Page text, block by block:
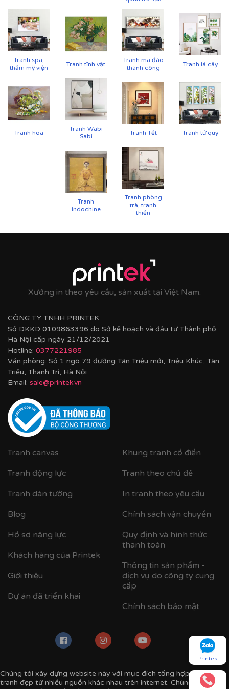
Tranh spa,
thẩm mỹ viện
Tranh tĩnh vật
Tranh mã đáo
thành công
Tranh lá cây
Tranh hoa
Tranh Wabi
Sabi
Tranh Tết Tranh tứ quý
Tranh
Indochine
Tranh phòng
trà, tranh
thiền
Xưởng in theo yêu cầu, sản xuất tại Việt Nam.
CÔNG TY TNHH PRINTEK
Số DKKD 0109863396 do Sở kế hoạch và đầu tư Thành phố
Hà Nội cấp ngày 21/12/2021
Hotline: 0377221985
Văn phòng: Số 1 ngõ 79 đường Tân Triều mới, Triều Khúc, Tân
Triều, Thanh Trì, Hà Nội
Email: sale@printek.vn
Tranh canvas
Tranh động lực
Tranh dán tường
Blog
Hồ sơ năng lực
Khách hàng của Printek
Giới thiệu
Dự án đã triển khai
Khung tranh cổ điển
Tranh theo chủ đề
In tranh theo yêu cầu
Chính sách vận chuyển
Quy định và hình thức
thanh toán
Thông tin sản phẩm -
dịch vụ do công ty cung
cấp
Chính sách bảo mật
Chúng tôi xây dựng website này với mục đích tổng hợp các mẫu
tranh đẹp từ nhiều nguồn khác nhau trên internet. Chúng tôi luôn
Printek